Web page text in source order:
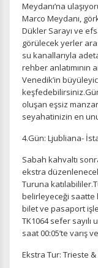
ÇEREZ
Çerez
Daha fazla bilgi
gizlilik koşullarını
Oturum yönetimi,
gereklidir. Bu
devre dışı
İstatistik
Meydanı’na
Marco Meydanı,
Dükler Sarayı ve
görülecek yerler
su kanallarıyla
rehber anlatımının
Venedik’in
oluşan eşsiz
seyahatinizin en
4.Gün: Ljubliana-
Sabah kahvaltı
ekstra
Turuna
belirleyeceği saatte
bilet ve pasaport
TK1064 sefer sayılı
saat 00:05’te varış
Ekstra Tur: Trieste &